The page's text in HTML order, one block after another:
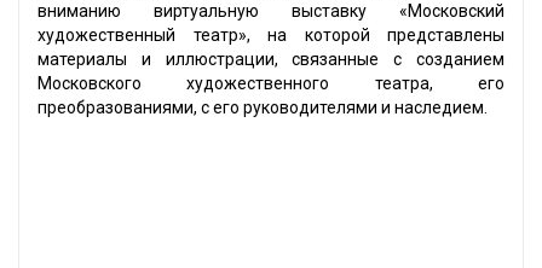
вниманию виртуальную выставку «Московский
художественный театр», на которой представлены
материалы и иллюстрации, связанные с созданием
Московского художественного театра, его
преобразованиями, с его руководителями и наследием.